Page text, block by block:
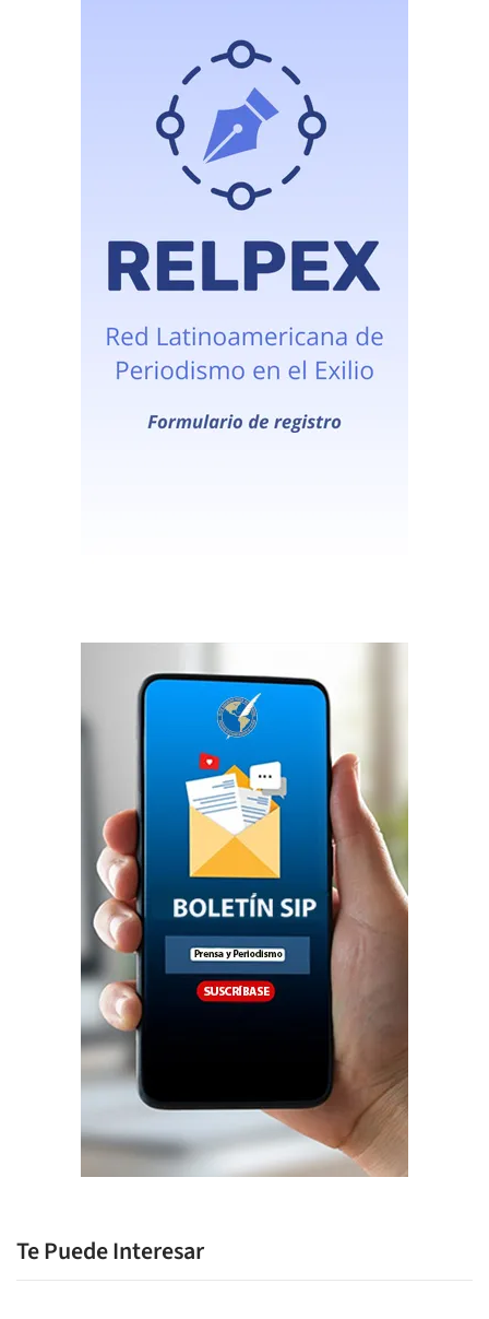
Te Puede Interesar